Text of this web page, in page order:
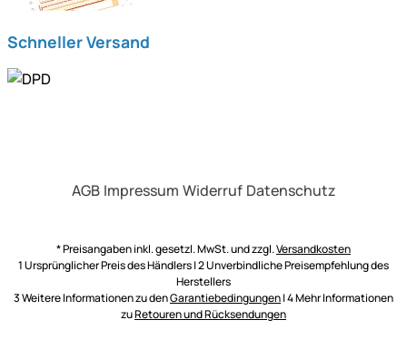
Schneller Versand
AGB Impressum Widerruf Datenschutz
* Preisangaben inkl. gesetzl. MwSt. und zzgl.Versandkosten
1 Ursprünglicher Preis des Händlers | 2 Unverbindliche Preisempfehlung des
Herstellers
3 Weitere Informationen zu denGarantiebedingungen| 4 Mehr Informationen
zuRetouren und Rücksendungen